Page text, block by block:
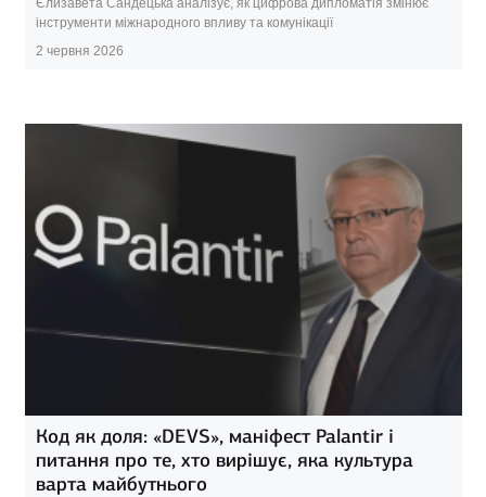
Єлизавета Сандецька аналізує, як цифрова дипломатія змінює
інструменти міжнародного впливу та комунікації
2 червня 2026
Код як доля: «DEVS», маніфест Palantir і
питання про те, хто вирішує, яка культура
варта майбутнього